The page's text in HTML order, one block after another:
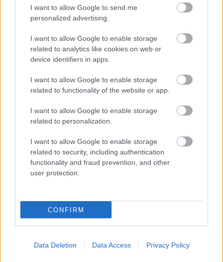
I want to allow Google to send me
personalized advertising.
I want to allow Google to enable storage
related to analytics like cookies on web or
device identifiers in apps.
I want to allow Google to enable storage
related to functionality of the website or app.
I want to allow Google to enable storage
related to personalization.
I want to allow Google to enable storage
related to security, including authentication
functionality and fraud prevention, and other
user protection.
CONFIRM
Data Deletion Data Access Privacy Policy